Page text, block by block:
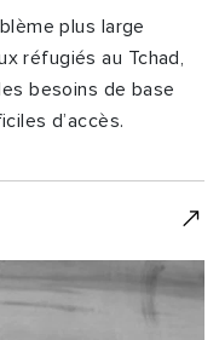
plus large
réfugiés au Tchad,
besoins de base
d’accès.